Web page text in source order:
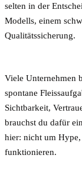
selten in der
Modells, einem
Qualitätssicherung.
Viele Unternehmen
spontane
Sichtbarkeit,
brauchst du dafür
hier: nicht um
funktionieren.